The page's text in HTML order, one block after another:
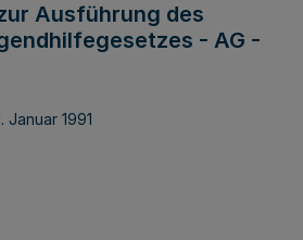
Ausführung des
- AG -
Januar 1991